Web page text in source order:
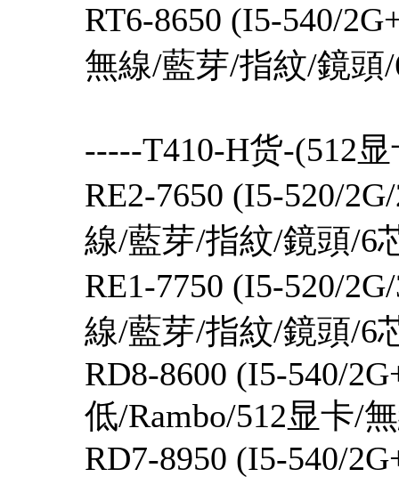
RT6-8650 (I5-540/
無線/藍芽/指紋/鏡頭
-----T410-H货-(512
RE2-7650 (I5-520/
線/藍芽/指
RE1-7750 (I5-520/
線/藍芽/指紋/鏡頭/
RD8-8600 (I5-540/
低/Rambo/512显卡/
RD7-8950 (I5-540/